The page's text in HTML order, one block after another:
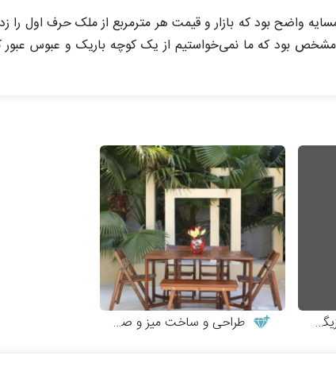
واضح بود که بازار و قیمت هر متر‌مربع از ملک حرف اول را
بود که ما نمی‌خواستیم از یک کوچه باریک و عبوس عبور
طراحی و ساخت میز و صندلی چوبی